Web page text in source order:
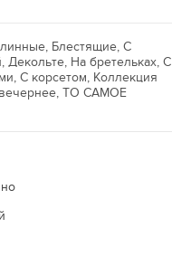
Блестящие, С
Декольте, На бретельках, С
С корсетом, Коллекция
ТО САМОЕ